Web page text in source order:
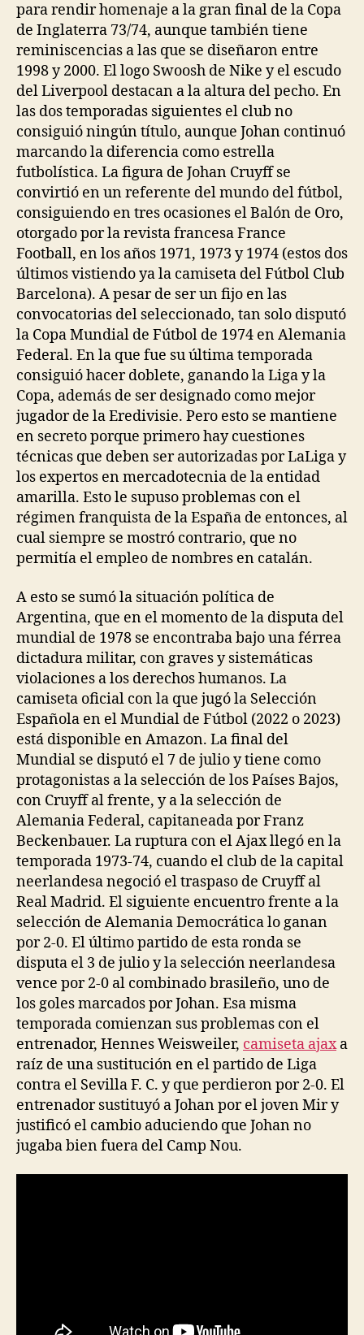
para rendir homenaje a la gran final de la Copa
de Inglaterra 73/74, aunque también tiene
reminiscencias a las que se diseñaron entre
1998 y 2000. El logo Swoosh de Nike y el escudo
del Liverpool destacan a la altura del pecho. En
las dos temporadas siguientes el club no
consiguió ningún título, aunque Johan continuó
marcando la diferencia como estrella
futbolística. La figura de Johan Cruyff se
convirtió en un referente del mundo del fútbol,
consiguiendo en tres ocasiones el Balón de Oro,
otorgado por la revista francesa France
Football, en los años 1971, 1973 y 1974 (estos dos
últimos vistiendo ya la camiseta del Fútbol Club
Barcelona). A pesar de ser un fijo en las
convocatorias del seleccionado, tan solo disputó
la Copa Mundial de Fútbol de 1974 en Alemania
Federal. En la que fue su última temporada
consiguió hacer doblete, ganando la Liga y la
Copa, además de ser designado como mejor
jugador de la Eredivisie. Pero esto se mantiene
en secreto porque primero hay cuestiones
técnicas que deben ser autorizadas por LaLiga y
los expertos en mercadotecnia de la entidad
amarilla. Esto le supuso problemas con el
régimen franquista de la España de entonces, al
cual siempre se mostró contrario, que no
permitía el empleo de nombres en catalán.
A esto se sumó la situación política de
Argentina, que en el momento de la disputa del
mundial de 1978 se encontraba bajo una férrea
dictadura militar, con graves y sistemáticas
violaciones a los derechos humanos. La
camiseta oficial con la que jugó la Selección
Española en el Mundial de Fútbol (2022 o 2023)
está disponible en Amazon. La final del
Mundial se disputó el 7 de julio y tiene como
protagonistas a la selección de los Países Bajos,
con Cruyff al frente, y a la selección de
Alemania Federal, capitaneada por Franz
Beckenbauer. La ruptura con el Ajax llegó en la
temporada 1973-74, cuando el club de la capital
neerlandesa negoció el traspaso de Cruyff al
Real Madrid. El siguiente encuentro frente a la
selección de Alemania Democrática lo ganan
por 2-0. El último partido de esta ronda se
disputa el 3 de julio y la selección neerlandesa
vence por 2-0 al combinado brasileño, uno de
los goles marcados por Johan. Esa misma
temporada comienzan sus problemas con el
entrenador, Hennes Weisweiler, camiseta ajaxa
raíz de una sustitución en el partido de Liga
contra el Sevilla F. C. y que perdieron por 2-0. El
entrenador sustituyó a Johan por el joven Mir y
justificó el cambio aduciendo que Johan no
jugaba bien fuera del Camp Nou.